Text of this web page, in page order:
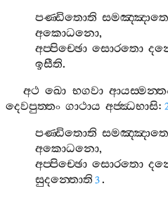
පණ‍්ඩිතොති
අකොධනො,
අප‍්පිච‍්ඡො සොරතො
ඉසීති.
අථ ඛො භගවා
දෙවපුත‍්තං ගාථාය අජ‍්ඣභාසි:
පණ‍්ඩිතොති
අකොධනො,
අප‍්පිච‍්ඡො සොරතො
සුදන‍්තොති 3.